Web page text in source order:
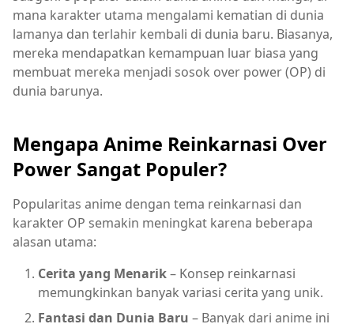
mana karakter utama mengalami kematian di dunia
lamanya dan terlahir kembali di dunia baru. Biasanya,
mereka mendapatkan kemampuan luar biasa yang
membuat mereka menjadi sosok over power (OP) di
dunia barunya.
Mengapa Anime Reinkarnasi Over
Power Sangat Populer?
Popularitas anime dengan tema reinkarnasi dan
karakter OP semakin meningkat karena beberapa
alasan utama:
Cerita yang Menarik– Konsep reinkarnasi
memungkinkan banyak variasi cerita yang unik.
Fantasi dan Dunia Baru – Banyak dari anime ini